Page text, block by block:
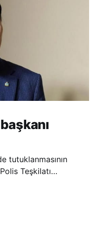
tutuklanmasının
Teşkilatı